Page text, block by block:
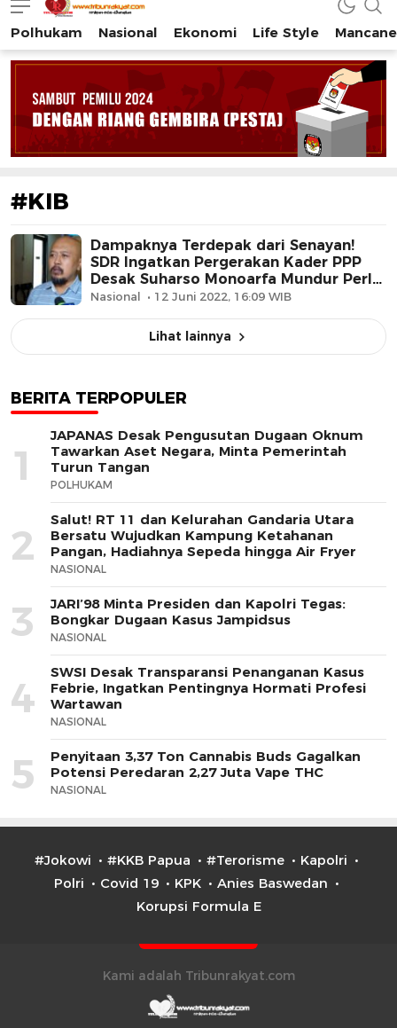
Tribun Rakyat
Tulus – Terdepan – Diharapkan
Polhukam Nasional Ekonomi Life Style
#KIB
Dampaknya Terdepak dari Senayan!
SDR Ingatkan Pergerakan Kader PPP
Desak Suharso Monoarfa Mundur Perlu
Segera Direspon
Nasional 12 Juni 2022, 16:09 WIB
Lihat lainnya
BERITA TERPOPULER
1
JAPANAS Desak Pengusutan Dugaan Oknum
Tawarkan Aset Negara, Minta Pemerintah
Turun Tangan
POLHUKAM
2
Salut! RT 11 dan Kelurahan Gandaria Utara
Bersatu Wujudkan Kampung Ketahanan
Pangan, Hadiahnya Sepeda hingga Air Fryer
NASIONAL
3
JARI’98 Minta Presiden dan Kapolri Tegas:
Bongkar Dugaan Kasus Jampidsus
NASIONAL
4
SWSI Desak Transparansi Penanganan Kasus
Febrie, Ingatkan Pentingnya Hormati Profesi
Wartawan
NASIONAL
5
Penyitaan 3,37 Ton Cannabis Buds Gagalkan
Potensi Peredaran 2,27 Juta Vape THC
NASIONAL
#Jokowi #KKB Papua #Terorisme
Kapolri
Polri
Covid 19 KPK
Anies Baswedan
Korupsi Formula E
Kami adalah Tribunrakyat.com